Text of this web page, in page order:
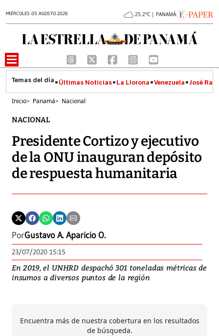
MIÉRCOLES 05 AGOSTO 2026 25.2°C | PANAMÁ
Últimas Noticias La Llorona Venezuela José
Inicio> Panamá> Nacional
NACIONAL
Presidente Cortizo y ejecutivo
de la ONU inauguran depósito
de respuesta humanitaria
PorGustavo A. Aparicio O.
23/07/2020 15:15
En 2019, el UNHRD despachó 301 toneladas métricas de
insumos a diversos puntos de la región
Encuentra más de nuestra cobertura en los resultados
de búsqueda.